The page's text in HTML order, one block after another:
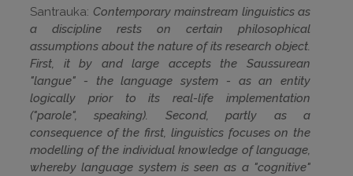
Santrauka: Contemporary mainstream linguistics as
a discipline rests on certain philosophical
assumptions about the nature of its research object.
First, it by and large accepts the Saussurean
"langue" - the language system - as an entity
logically prior to its real-life implementation
("parole", speaking). Second, partly as a
consequence of the first, linguistics focuses on the
modelling of the individual knowledge of language,
whereby language system is seen as a "cognitive"